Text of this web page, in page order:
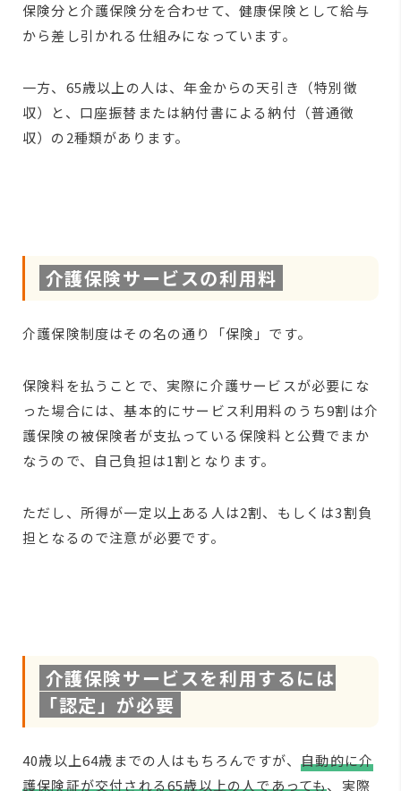
保険分と介護保険分を合わせて、健康保険として給与
から差し引かれる仕組みになっています。
一方、65歳以上の人は、年金からの天引き（特別徴
収）と、口座振替または納付書による納付（普通徴
収）の2種類があります。
介護保険サービスの利用料
介護保険制度はその名の通り「保険」です。
保険料を払うことで、実際に介護サービスが必要にな
った場合には、基本的にサービス利用料のうち9割は介
護保険の被保険者が支払っている保険料と公費でまか
なうので、自己負担は1割となります。
ただし、所得が一定以上ある人は2割、もしくは3割負
担となるので注意が必要です。
介護保険サービスを利用するには
「認定」が必要
40歳以上64歳までの人はもちろんですが、自動的に介
護保険証が交付される65歳以上の人であっても、実際